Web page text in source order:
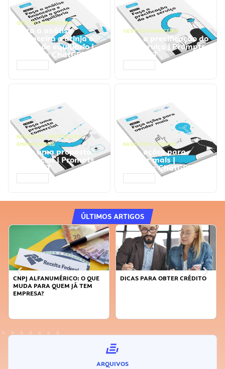
GESTÃO FINANCEIRA
Faça a análise
financeira e atinja o
ponto de equilíbrio |
Prompts ChatGPT
GESTÃO FINANCEIRA
Faça a precificação do
seu serviço | Prompts
ChatGPT
NEGÓCIOS, PROCESSOS
EMPRESARIAIS
Faça uma proposta
comercial | Prompts
ChatGPT
NEGÓCIOS, VENDAS
Faça ações para
vender mais |
Prompts ChatGPT
ÚLTIMOS ARTIGOS
DICAS PARA OBTER CRÉDITO
FAÇA A DIFERENÇA: SEJA
ARQUIVOS